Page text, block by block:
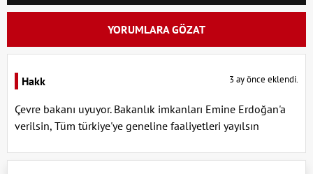
YORUMLARA GÖZAT
Hakk 3 ay önce eklendi.
Çevre bakanı uyuyor. Bakanlık imkanları Emine Erdoğan'a
verilsin, Tüm türkiye'ye geneline faaliyetleri yayılsın